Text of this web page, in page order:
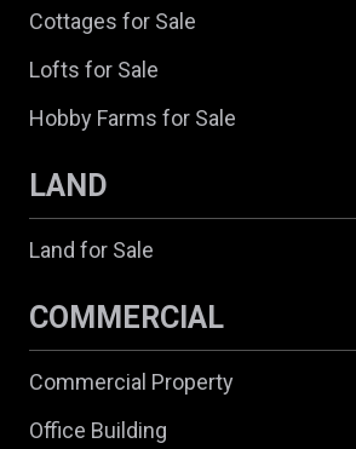
Cottages for Sale
Lofts for Sale
Hobby Farms for Sale
LAND
Land for Sale
COMMERCIAL
Commercial Property
Office Building